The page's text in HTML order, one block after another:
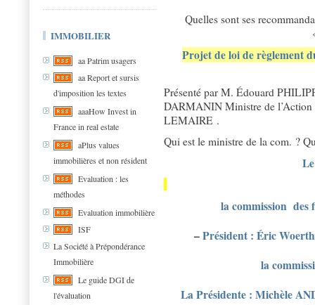
IMMOBILIER
aa Patrim usagers
aa Report et sursis
d'imposition les textes
aaaHow Invest in
France in real estate
aPlus values
immobilières et non résident
Evaluation : les
méthodes
Evaluation immobilière
ISF
La Société à Prépondérance
Immobilière
Le guide DGI de
l'évaluation
Quelles sont ses
Projet de loi de règlement
Présenté par M. Édouard
DARMANIN Ministre de l’Action
LEMAIRE .
Qui est le ministre de la com. ?
la commission des
–Président : Éric
la
La Présidente : Michèle